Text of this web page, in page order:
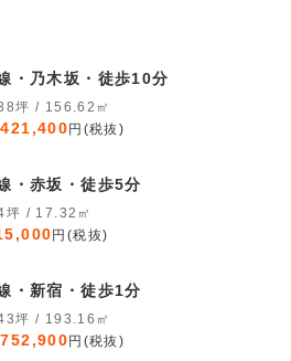
・乃木坂・徒歩10分
坪 / 156.62㎡
円(税抜)
・赤坂・徒歩5分
坪 / 17.32㎡
円(税抜)
・新宿・徒歩1分
坪 / 193.16㎡
円(税抜)